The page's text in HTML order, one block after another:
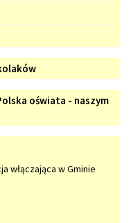
oświata - naszym
włączająca w Gminie